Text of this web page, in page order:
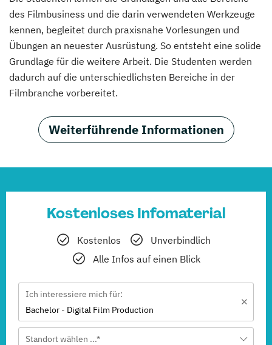
des Filmbusiness und die darin verwendeten Werkzeuge
kennen, begleitet durch praxisnahe Vorlesungen und
Übungen an neuester Ausrüstung. So entsteht eine solide
Grundlage für die weitere Arbeit. Die Studenten werden
dadurch auf die unterschiedlichsten Bereiche in der
Filmbranche vorbereitet.
Weiterführende Informationen
Kostenloses Infomaterial
Kostenlos
Unverbindlich
Alle Infos auf einen Blick
Ich interessiere mich für:
Bachelor - Digital Film Production
Standort wählen ...*